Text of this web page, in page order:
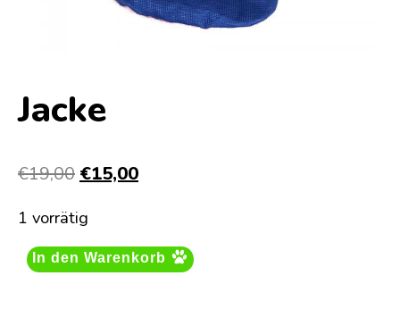
Jacke
€19,00 Ursprünglicher
war:
€19,00
€15,00Aktueller
€15,00.
1 vorrätig
In den Warenkorb